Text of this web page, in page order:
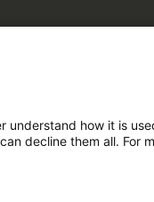
ja
ja
ja
sopii myös
understand how it is
decline them all. For